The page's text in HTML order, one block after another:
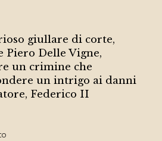
giullare di corte,
Piero Delle Vigne,
un crimine che
un intrigo ai danni
Federico II